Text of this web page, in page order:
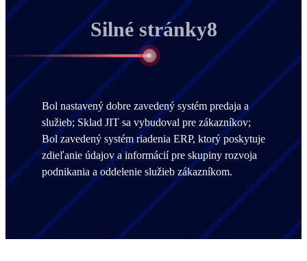
Silné stránky8
Bol nastavený dobre zavedený systém predaja a
služieb; Sklad JIT sa vybudoval pre zákazníkov;
Bol zavedený systém riadenia ERP, ktorý poskytuje
zdieľanie údajov a informácií pre skupiny rozvoja
podnikania a oddelenie služieb zákazníkom.